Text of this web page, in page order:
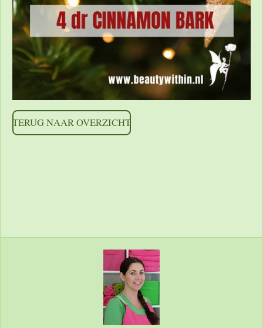
TERUG NAAR OVERZICHT